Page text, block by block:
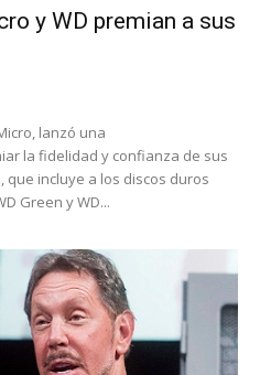
y WD premian a sus
lanzó una
la fidelidad y confianza de sus
que incluye a los discos duros
Green y WD...